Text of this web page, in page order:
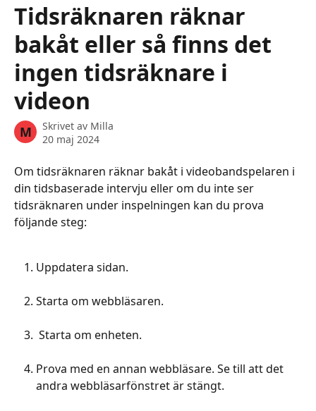
Tidsräknaren räknar
bakåt eller så finns det
ingen tidsräknare i
videon
M Skrivet av Milla
20 maj 2024
Om tidsräknaren räknar bakåt i videobandspelaren i
din tidsbaserade intervju eller om du inte ser
tidsräknaren under inspelningen kan du prova
följande steg:
Uppdatera sidan.
Starta om webbläsaren.
Starta om enheten.
Prova med en annan webbläsare. Se till att det
andra webbläsarfönstret är stängt.